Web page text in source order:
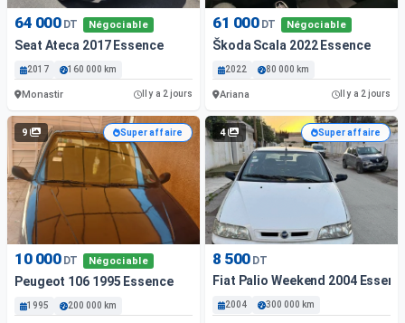
64 000 DT Négociable
Seat Ateca 2017 Essence
2017 160 000 km
Monastir Il y a 2 jours
61 000 DT Négociable
Škoda Scala 2022 Essence
2022 80 000 km
Ariana Il y a 2 jours
9 Super affaire
10 000 DT Négociable
Peugeot 106 1995 Essence
1995 200 000 km
4 Super affaire
8 500 DT
Fiat Palio Weekend 2004
2004 300 000 km